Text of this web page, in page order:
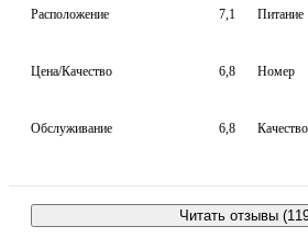
Расположение 7,1 Питание
Цена/Качество 6,8 Номер
Обслуживание 6,8
Читать отзывы